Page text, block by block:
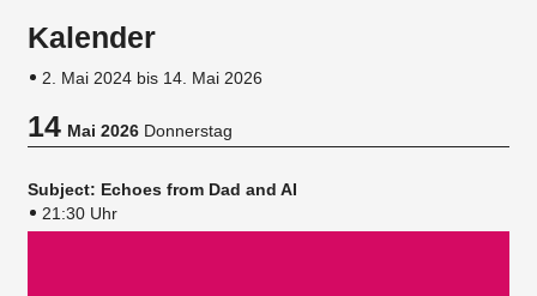
Kalender
2. Mai 2024 bis 14. Mai 2026
14Mai 2026 Donnerstag
Subject: Echoes from Dad and AI
21:30 Uhr